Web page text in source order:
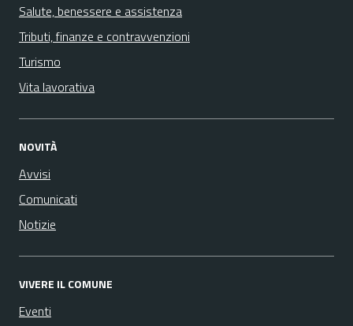
Salute, benessere e assistenza
Tributi, finanze e contravvenzioni
Turismo
Vita lavorativa
NOVITÀ
Avvisi
Comunicati
Notizie
VIVERE IL COMUNE
Eventi